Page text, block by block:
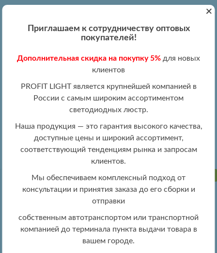
Регистрация
ПН-ПТ 09:00 - 19:00
info@profitlight.ru
Настенные светильники оптом » 8057/1W GRP NS
ПРОДАНО
+
Приглашаем к сотрудничеству оптовых
покупателей!
Дополнительная скидка на покупку 5% для новых
клиентов
PROFIT LIGHT является крупнейшей компанией в
России с самым широким ассортиментом
светодиодных люстр.
Наша продукция — это гарантия высокого качества,
доступные цены и широкий ассортимент,
соответствующий тенденциям рынка и запросам
клиентов.
Мы обеспечиваем комплексный подход от
консультации и принятия заказа до его сборки и
отправки
собственным автотранспортом или транспортной
компанией до терминала пункта выдачи товара в
вашем городе.